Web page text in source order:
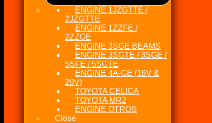
ENGINE 1JZGTTE /
2JZGTTE
ENGINE 1ZZFE /
2ZZGE
ENGINE 3SGE BEAMS
ENGINE 3SGTE / 3SGE /
5SFE / 5SGTE
ENGINE 4A-GE (16V &
20V)
TOYOTA CELICA
TOYOTA MR2
ENGINE OTROS
Close